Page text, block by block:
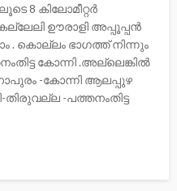
8 കിലോമീറ്റര്‍
ഊരാളി അപ്പൂപ്പന്‍
. കൊല്ലം ഭാഗത്ത്‌ നിന്നും
കോന്നി .അല്ലെങ്കില്‍
-കോന്നി ആലപ്പുഴ
തിരുവല്ല -പത്തനംതിട്ട